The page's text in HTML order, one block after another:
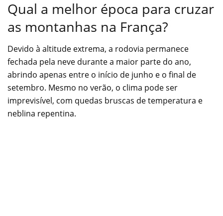
Qual a melhor época para cruzar
as montanhas na França?
Devido à altitude extrema, a rodovia permanece
fechada pela neve durante a maior parte do ano,
abrindo apenas entre o início de junho e o final de
setembro. Mesmo no verão, o clima pode ser
imprevisível, com quedas bruscas de temperatura e
neblina repentina.